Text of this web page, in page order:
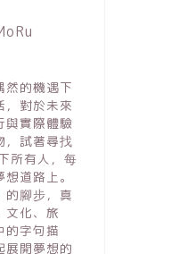
然的機遇下
，對於未來
與實際體驗
，試著尋找
所有人，每
道路上。
的腳步，真
文化、旅
的字句描
展開夢想的